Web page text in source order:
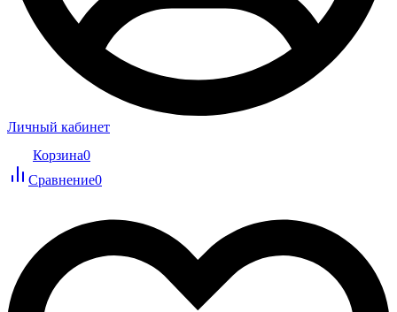
Личный кабинет
Корзина0
Сравнение0